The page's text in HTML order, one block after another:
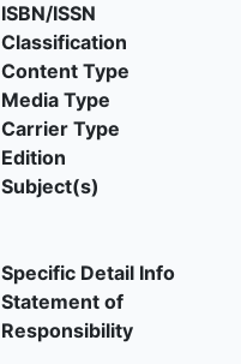
ISBN/ISSN
Classification
Content Type
Media Type
Carrier Type
Edition
Subject(s)
Specific Detail Info
Statement of
Responsibility